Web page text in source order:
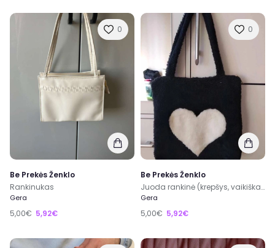
0
Be Prekės Ženklo
Rankinukas
Gera
5,00€ 5,92€
0
Be Prekės Ženklo
Juoda rankinė (krepšys, vaikiškas)
Gera
5,00€ 5,92€